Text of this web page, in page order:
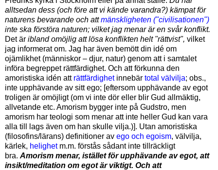
alltsedan dess (och före att vi kände varandra?) kämpat för
naturens bevarande och attmänskligheten ("civilisationen")
inte ska förstöra naturen; vilket jag menar är en svår konflikt.
Det är ibland omöjlig att lösa konflikten helt "rättvist", vilket
jag informerat om. Jag har även bemött din idé om
ojämlikhet (människor – djur, natur) genom att i samtalet
införa begreppet rättfärdighet. Och att förkunna den
amoristiska idén att rättfärdighetinnebär total välvilja; obs.,
inte upphävande av sitt ego; [eftersom upphävande av egot
troligen är omöjligt (om vi inte dör eller blir Gud allmäktig,
allvetande etc. Amorism bygger inte på Gudstro, men
amorism har teologi som menar att inte heller Gud kan vara
alla till lags även om han skulle vilja.)]. Utan amoristiska
(filosofins/lärans) definitioner av ego och egoism, välvilja,
kärlek, helighetm.m. förstås sådant inte tillräckligt
bra. Amorism menar, istället för upphävande av egot, att
insikt/meditation om egot är viktigt. Och att